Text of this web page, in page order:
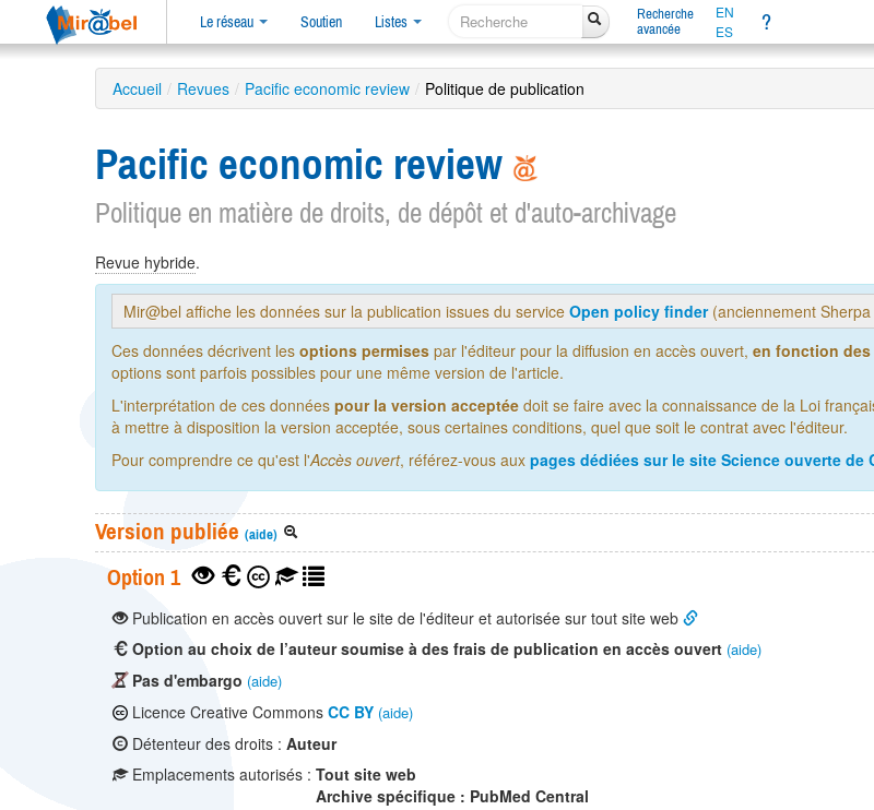
Le réseau Soutien Listes
Recherche
avancée
EN
ES
?
Accueil / Revues / Pacific economic review / Politique de publication
Pacific economic review
Politique en matière de droits, de dépôt et d'auto-archivage
Revue hybride.
Mir@bel affiche les données sur la publication issues du service Open policy finder(anciennement
Ces données décrivent les options permises par l'éditeur pour la diffusion en accès ouvert, en fonction
options sont parfois possibles pour une même version de l'article.
L'interprétation de ces données pour la version acceptée doit se faire avec la connaissance de la Loi
à mettre à disposition la version acceptée, sous certaines conditions, quel que soit le contrat avec l'éditeur.
Pour comprendre ce qu'est l'Accès ouvert, référez-vous aux pages dédiées sur le site Science ouverte de
Version publiée (aide)
Option 1
Publication en accès ouvert sur le site de l'éditeur et autorisée sur tout site web
Option au choix de l’auteur soumise à des frais de publication en accès ouvert (aide)
Pas d'embargo (aide)
Licence Creative Commons CC BY (aide)
Détenteur des droits : Auteur
Emplacements autorisés : Tout site web
Archive spécifique : PubMed Central